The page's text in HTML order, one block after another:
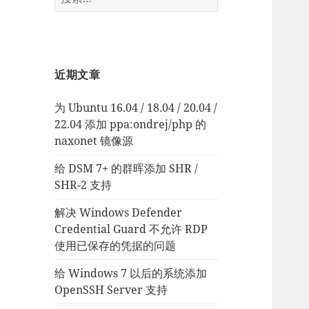
索：
近期文章
为 Ubuntu 16.04 / 18.04 / 20.04 /
22.04 添加 ppa:ondrej/php 的
naxonet 镜像源
给 DSM 7+ 的群晖添加 SHR /
SHR-2 支持
解决 Windows Defender
Credential Guard 不允许 RDP
使用已保存的凭据的问题
给 Windows 7 以后的系统添加
OpenSSH Server 支持